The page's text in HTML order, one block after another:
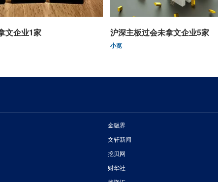
文企业1家 沪深主板过会未拿文企业5家
小览
金融界
文轩新闻
挖贝网
财华社